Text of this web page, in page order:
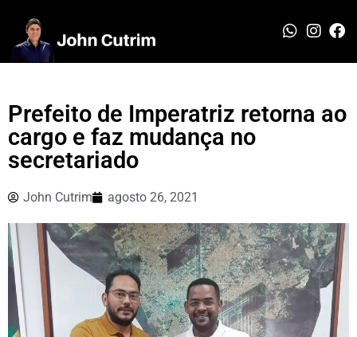
Prefeito de Imperatriz retorna ao
cargo e faz mudança no
secretariado
John Cutrim agosto 26, 2021